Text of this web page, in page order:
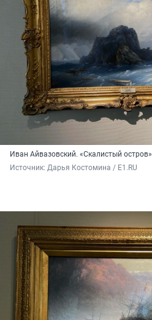
Иван Айвазовский. «Скалистый остров»
Источник: Дарья Костомина / E1.RU